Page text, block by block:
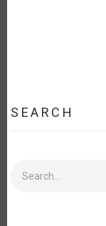
SEARCH